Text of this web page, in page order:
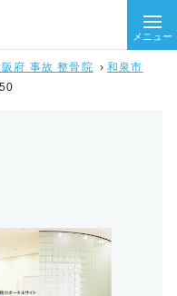
メニュー
阪府 事故 整骨院 ›和泉市